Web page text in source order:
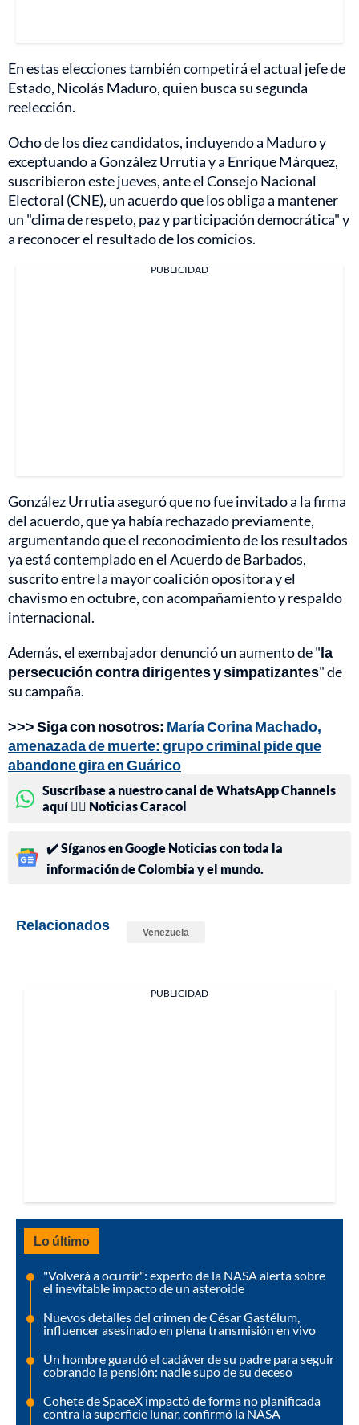
En estas elecciones también competirá el actual jefe de
Estado, Nicolás Maduro, quien busca su segunda
reelección.
Ocho de los diez candidatos, incluyendo a Maduro y
exceptuando a González Urrutia y a Enrique Márquez,
suscribieron este jueves, ante el Consejo Nacional
Electoral (CNE), un acuerdo que los obliga a mantener
un "clima de respeto, paz y participación democrática" y
a reconocer el resultado de los comicios.
PUBLICIDAD
González Urrutia aseguró que no fue invitado a la firma
del acuerdo, que ya había rechazado previamente,
argumentando que el reconocimiento de los resultados
ya está contemplado en el Acuerdo de Barbados,
suscrito entre la mayor coalición opositora y el
chavismo en octubre, con acompañamiento y respaldo
internacional.
Además, el exembajador denunció un aumento de "la
persecución contra dirigentes y simpatizantes" de
su campaña.
>>> Siga con nosotros: María Corina Machado,
amenazada de muerte: grupo criminal pide que
abandone gira en Guárico
Suscríbase a nuestro canal de WhatsApp Channels
aquí 👉🏻 Noticias Caracol
✔️ Síganos en Google Noticias con toda la
información de Colombia y el mundo.
Relacionados Venezuela
PUBLICIDAD
Lo último
"Volverá a ocurrir": experto de la NASA alerta sobre
el inevitable impacto de un asteroide
Nuevos detalles del crimen de César Gastélum,
influencer asesinado en plena transmisión en vivo
Un hombre guardó el cadáver de su padre para seguir
cobrando la pensión: nadie supo de su deceso
Cohete de SpaceX impactó de forma no planificada
contra la superficie lunar, confirmó la NASA